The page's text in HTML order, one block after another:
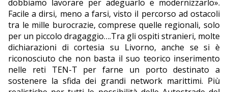
dobbiamo lavorare per adeguarlo e modernizzarlo».
Facile a dirsi, meno a farsi, visto il percorso ad ostacoli
tra le mille burocrazie, comprese quelle regionali, solo
per un piccolo dragaggio….Tra gli ospiti stranieri, molte
dichiarazioni di cortesia su Livorno, anche se si è
riconosciuto che non basta il suo teorico inserimento
nelle reti TEN-T per farne un porto destinato a
sostenere la sfida dei grandi network marittimi. Più